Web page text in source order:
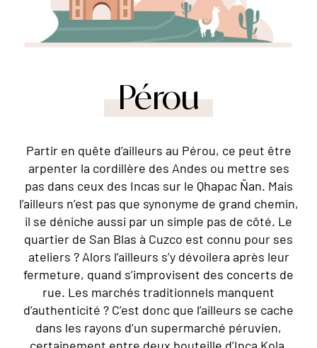
Pérou
Partir en quête d’ailleurs au Pérou, ce peut être
arpenter la cordillère des Andes ou mettre ses
pas dans ceux des Incas sur le Qhapac Ñan. Mais
l’ailleurs n’est pas que synonyme de grand chemin,
il se déniche aussi par un simple pas de côté. Le
quartier de San Blas à Cuzco est connu pour ses
ateliers ? Alors l’ailleurs s’y dévoilera après leur
fermeture, quand s’improvisent des concerts de
rue. Les marchés traditionnels manquent
d’authenticité ? C’est donc que l’ailleurs se cache
dans les rayons d’un supermarché péruvien,